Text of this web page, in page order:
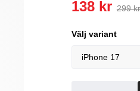
138 kr 299 kr
Välj variant
iPhone 17